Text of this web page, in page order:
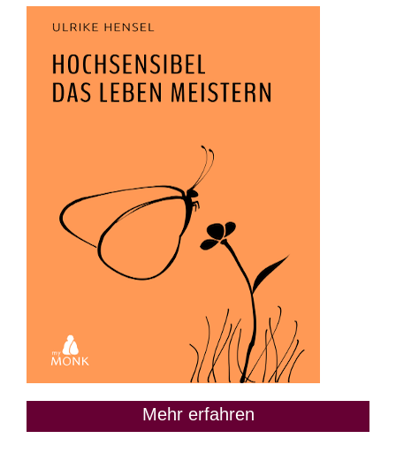
Mehr erfahren